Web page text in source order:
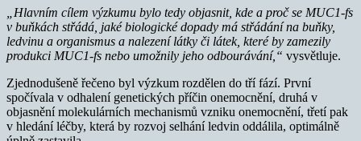
„Hlavním cílem výzkumu bylo tedy objasnit, kde a proč se MUC1-fs
v buňkách střádá, jaké biologické dopady má střádání na buňky,
ledvinu a organismus a nalezení látky či látek, které by zamezily
produkci MUC1-fs nebo umožnily jeho odbourávání,“ vysvětluje.
Zjednodušeně řečeno byl výzkum rozdělen do tří fází. První
spočívala v odhalení genetických příčin onemocnění, druhá v
objasnění molekulárních mechanismů vzniku onemocnění, třetí pak
v hledání léčby, která by rozvoj selhání ledvin oddálila, optimálně